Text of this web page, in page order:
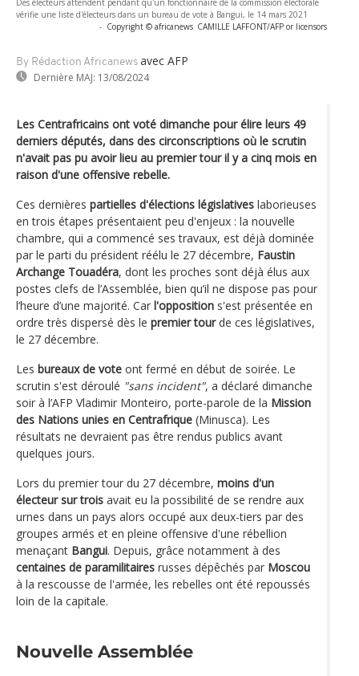
Des électeurs attendent pendant qu'un fonctionnaire de la commission électorale
vérifie une liste d'électeurs dans un bureau de vote à Bangui, le 14 mars 2021
- Copyright © africanews CAMILLE LAFFONT/AFP or licensors
By Rédaction Africanews avec AFP
Dernière MAJ: 13/08/2024
Les Centrafricains ont voté dimanche pour élire leurs 49
derniers députés, dans des circonscriptions où le scrutin
n'avait pas pu avoir lieu au premier tour il y a cinq mois en
raison d'une offensive rebelle.
Ces dernières partielles d'élections législatives laborieuses
en trois étapes présentaient peu d'enjeux : la nouvelle
chambre, qui a commencé ses travaux, est déjà dominée
par le parti du président réélu le 27 décembre, Faustin
Archange Touadéra, dont les proches sont déjà élus aux
postes clefs de l’Assemblée, bien qu’il ne dispose pas pour
l’heure d’une majorité. Car l'opposition s'est présentée en
ordre très dispersé dès le premier tourde ces législatives,
le 27 décembre.
Les bureaux de vote ont fermé en début de soirée. Le
scrutin s'est déroulé "sans incident", a déclaré dimanche
soir à l’AFP Vladimir Monteiro, porte-parole de la Mission
des Nations unies en Centrafrique (Minusca). Les
résultats ne devraient pas être rendus publics avant
quelques jours.
Lors du premier tour du 27 décembre, moins d'un
électeur sur trois avait eu la possibilité de se rendre aux
urnes dans un pays alors occupé aux deux-tiers par des
groupes armés et en pleine offensive d'une rébellion
menaçant Bangui. Depuis, grâce notamment à des
centaines de paramilitaires russes dépêchés par Moscou
à la rescousse de l'armée, les rebelles ont été repoussés
loin de la capitale.
Nouvelle Assemblée